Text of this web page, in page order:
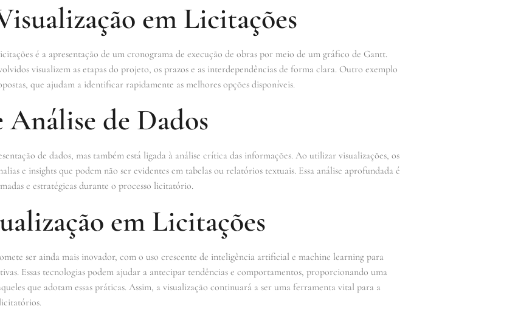
em Licitações
é a apresentação de um cronograma de execução de obras por meio de um gráfico de Gantt.
visualizem as etapas do projeto, os prazos e as interdependências de forma clara. Outro exemplo
que ajudam a identificar rapidamente as melhores opções disponíveis.
Análise de Dados
de dados, mas também está ligada à análise crítica das informações. Ao utilizar visualizações, os
e insights que podem não ser evidentes em tabelas ou relatórios textuais. Essa análise aprofundada é
e estratégicas durante o processo licitatório.
em Licitações
ser ainda mais inovador, com o uso crescente de inteligência artificial e machine learning para
Essas tecnologias podem ajudar a antecipar tendências e comportamentos, proporcionando uma
que adotam essas práticas. Assim, a visualização continuará a ser uma ferramenta vital para a